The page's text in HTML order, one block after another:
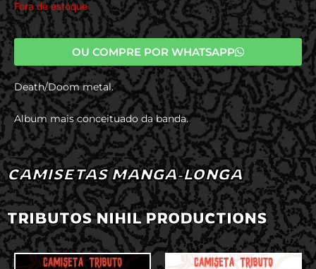
Fora de estoque
OU COMPRE POR WHATSAPP
Death/Doom metal.
Album mais conceituado da banda.
CAMISETAS MANGA-LONGA
TRIBUTOS NIHIL PRODUCTIONS